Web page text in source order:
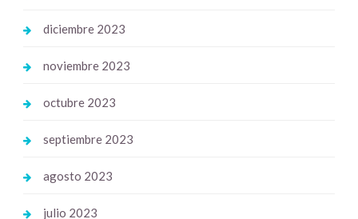
diciembre 2023
noviembre 2023
octubre 2023
septiembre 2023
agosto 2023
julio 2023